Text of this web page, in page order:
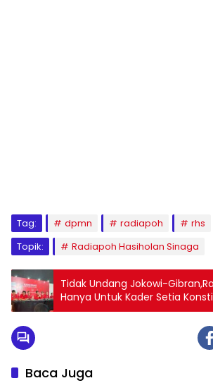
Tag: dpmn radiapoh rhs
Topik:
Radiapoh Hasiholan Sinaga
Tidak Undang Jokowi-
Hanya Untuk Kader Setia
Baca Juga